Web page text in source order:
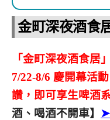
金町深夜酒食
「金町深夜酒食居
7/22-8/6 慶開幕活
讚，即可享生啤酒
酒、喝酒不開車】 ➤